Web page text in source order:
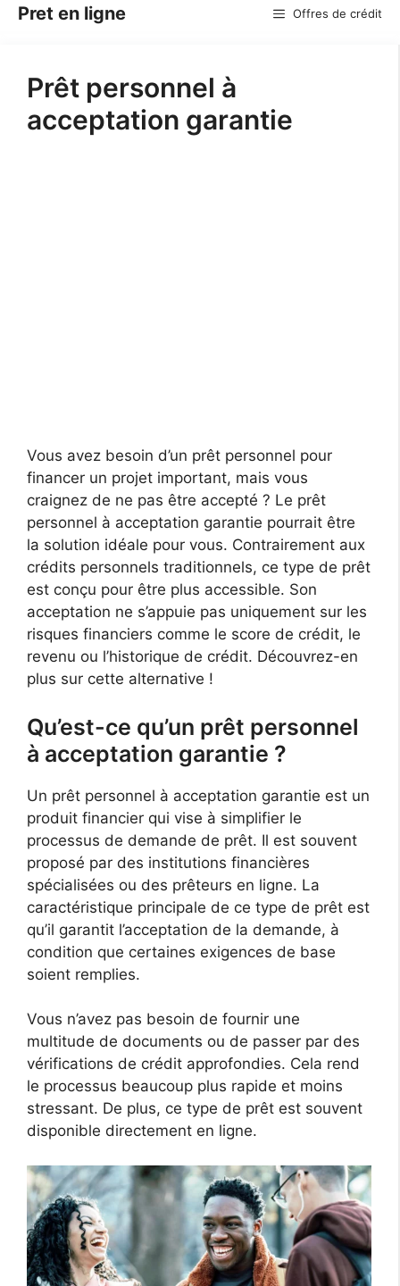
AllerPret en ligne Offres de crédit
Prêt personnel à
acceptation garantie
Vous avez besoin d’un prêt personnel pour
financer un projet important, mais vous
craignez de ne pas être accepté ? Le prêt
personnel à acceptation garantie pourrait être
la solution idéale pour vous. Contrairement aux
crédits personnels traditionnels, ce type de prêt
est conçu pour être plus accessible. Son
acceptation ne s’appuie pas uniquement sur les
risques financiers comme le score de crédit, le
revenu ou l’historique de crédit. Découvrez-en
plus sur cette alternative !
Qu’est-ce qu’un prêt personnel
à acceptation garantie ?
Un prêt personnel à acceptation garantie est un
produit financier qui vise à simplifier le
processus de demande de prêt. Il est souvent
proposé par des institutions financières
spécialisées ou des prêteurs en ligne. La
caractéristique principale de ce type de prêt est
qu’il garantit l’acceptation de la demande, à
condition que certaines exigences de base
soient remplies.
Vous n’avez pas besoin de fournir une
multitude de documents ou de passer par des
vérifications de crédit approfondies. Cela rend
le processus beaucoup plus rapide et moins
stressant. De plus, ce type de prêt est souvent
disponible directement en ligne.